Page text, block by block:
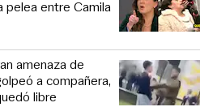
pelea entre Camila
amenaza de
a compañera,
libre